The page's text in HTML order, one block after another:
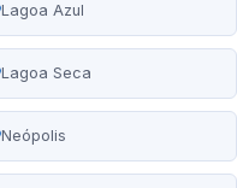
Lagoa Azul
Lagoa Seca
Neópolis